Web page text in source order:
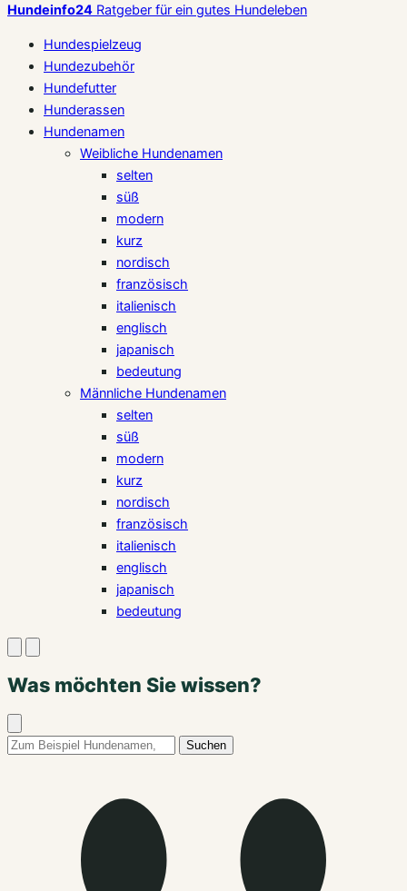
Hundeinfo24 Ratgeber für ein gutes Hundeleben
Hundespielzeug
Hundezubehör
Hundefutter
Hunderassen
Hundenamen
Weibliche Hundenamen
selten
süß
modern
kurz
nordisch
französisch
italienisch
englisch
japanisch
bedeutung
Männliche Hundenamen
selten
süß
modern
kurz
nordisch
französisch
italienisch
englisch
japanisch
bedeutung
öffnenöffnen
Was möchten Sie wissen?
schließen
Suchbegriff: Suchen